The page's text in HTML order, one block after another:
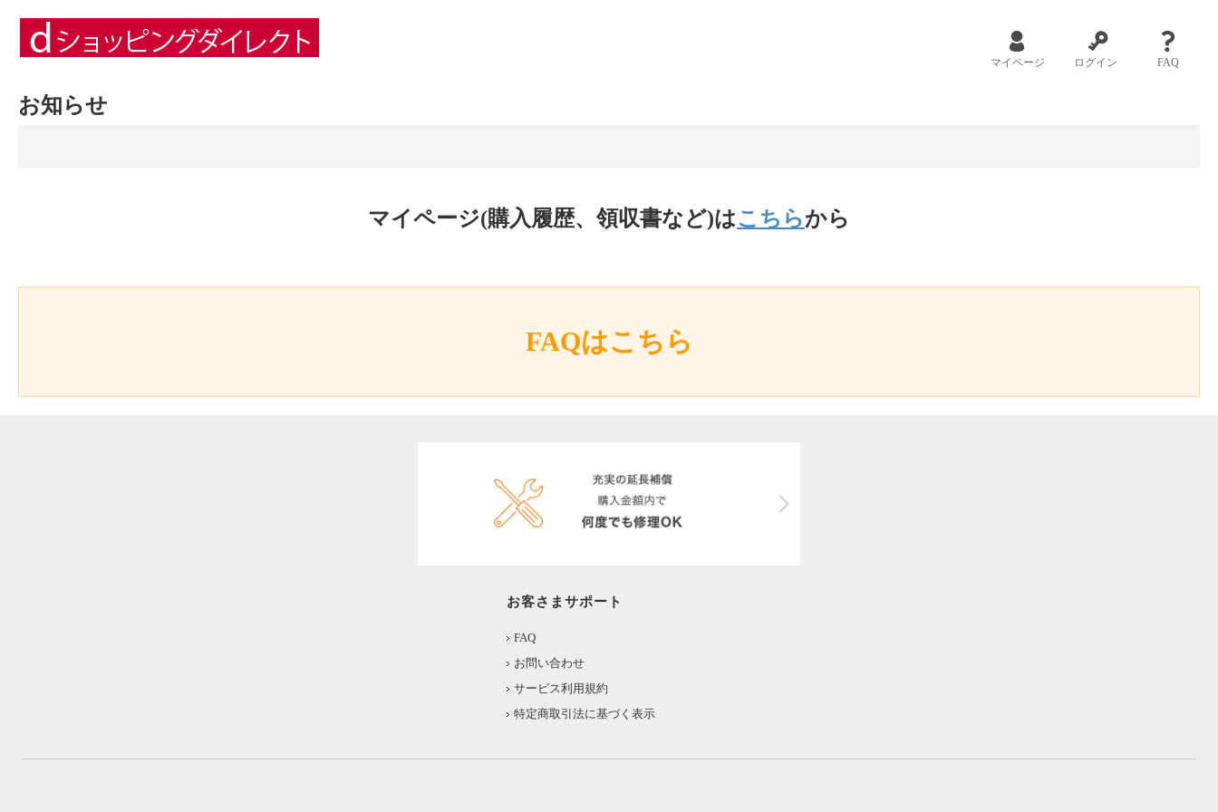
マイページ ログイン FAQ
お知らせ
マイページ(購入履歴、領収書など)はこちらから
FAQはこちら
お客さまサポート
FAQ
お問い合わせ
サービス利用規約
特定商取引法に基づく表示